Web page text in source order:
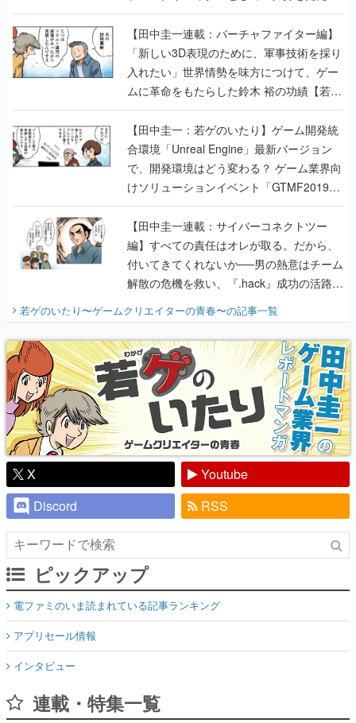
【若ゲのいたり最終回】
【田中圭一連載：バーチャファイター編】
「新しい3D表現のために、軍事技術を採り
入れたい」世界情勢を味方につけて、ゲー
ムに革命をもたらした鈴木 裕の功績【若ゲ
のいたり】
【田中圭一：若ゲのいたり】ゲーム開発統
合環境「Unreal Engine」最新バージョン
で、開発環境はどう変わる？ ゲーム業界向
けソリューションイベント「GTMF2019」
に行って、より理解を深めよう【PR】
【田中圭一連載：サイバーコネクトツー
編】すべての責任はオレが取る。だから、
付いてきてくれないか──男の熱意はチーム
解散の危機を救い、『.hack』成功の活路を
『少年ジャンプ』色だった【若ゲのいた
り】
若ゲのいたり〜ゲームクリエイターの青春〜の記事一覧
X
Youtube
Discord
RSS
ピックアップ
電ファミのいま読まれている記事ランキング
アプリセール情報
インタビュー
連載・特集一覧